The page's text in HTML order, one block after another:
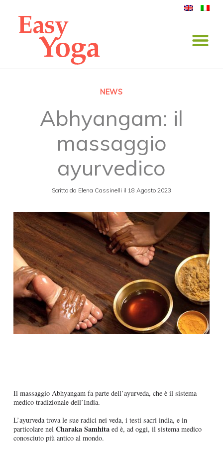
NEWS
Abhyangam: il
massaggio
ayurvedico
Scritto da Elena Cassinelli il 18 Agosto 2023
Il massaggio Abhyangam fa parte dell’ayurveda, che è il sistema
medico tradizionale dell’India.
L’ayurveda trova le sue radici nei veda, i testi sacri india, e in
particolare nelCharaka Samhitaed è, ad oggi, il sistema medico
conosciuto più antico al mondo.